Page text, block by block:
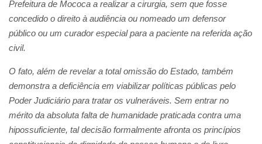
Prefeitura de Mococa a realizar a cirurgia, sem que fosse
concedido o direito à audiência ou nomeado um defensor
público ou um curador especial para a paciente na referida ação
civil.
O fato, além de revelar a total omissão do Estado, também
demonstra a deficiência em viabilizar políticas públicas pelo
Poder Judiciário para tratar os vulneráveis. Sem entrar no
mérito da absoluta falta de humanidade praticada contra uma
hipossuficiente, tal decisão formalmente afronta os princípios